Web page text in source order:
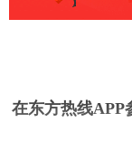
在东方热线APP